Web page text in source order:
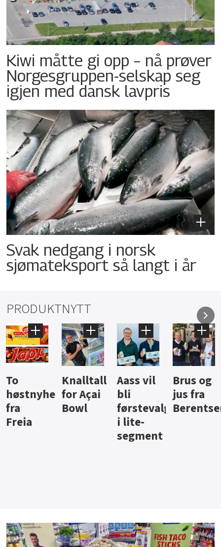
Kiwi måtte gi opp – nå prøver
Norgesgruppen-selskap seg
igjen med dansk lavpris
Svak nedgang i norsk
sjømateksport så langt i år
PRODUKTNYTT
Knalltall
for Açai
Bowl
Aass vil
bli
førstevalg
Brus og
jus fra
Berentsen
Hard
iste fra
Hansa